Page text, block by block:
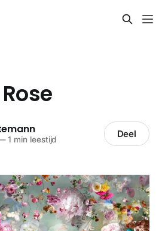
1 min leestijd Deel